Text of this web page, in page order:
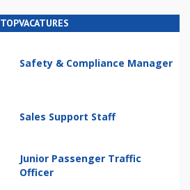
TOPVACATURES
Safety & Compliance Manager
Sales Support Staff
Junior Passenger Traffic
Officer